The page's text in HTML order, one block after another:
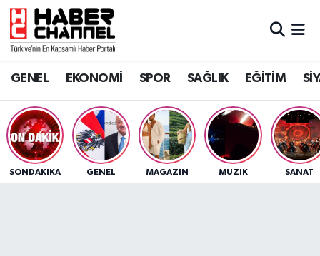
GENEL EKONOMİ SPOR SAĞLIK EĞİTİM
SONDAKIKA GENEL MAGAZİN MÜZİK SANAT
GENEL
SPOR
SAĞLIK
Nöbetçi Eczaneler
Trafik Durumu
Süper Lig Puan Durumu ve Fikstür